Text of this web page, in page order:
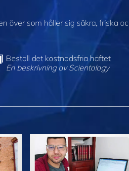
över som håller sig säkra, friska
Beställ det kostnadsfria häftet
En beskrivning av Scientology